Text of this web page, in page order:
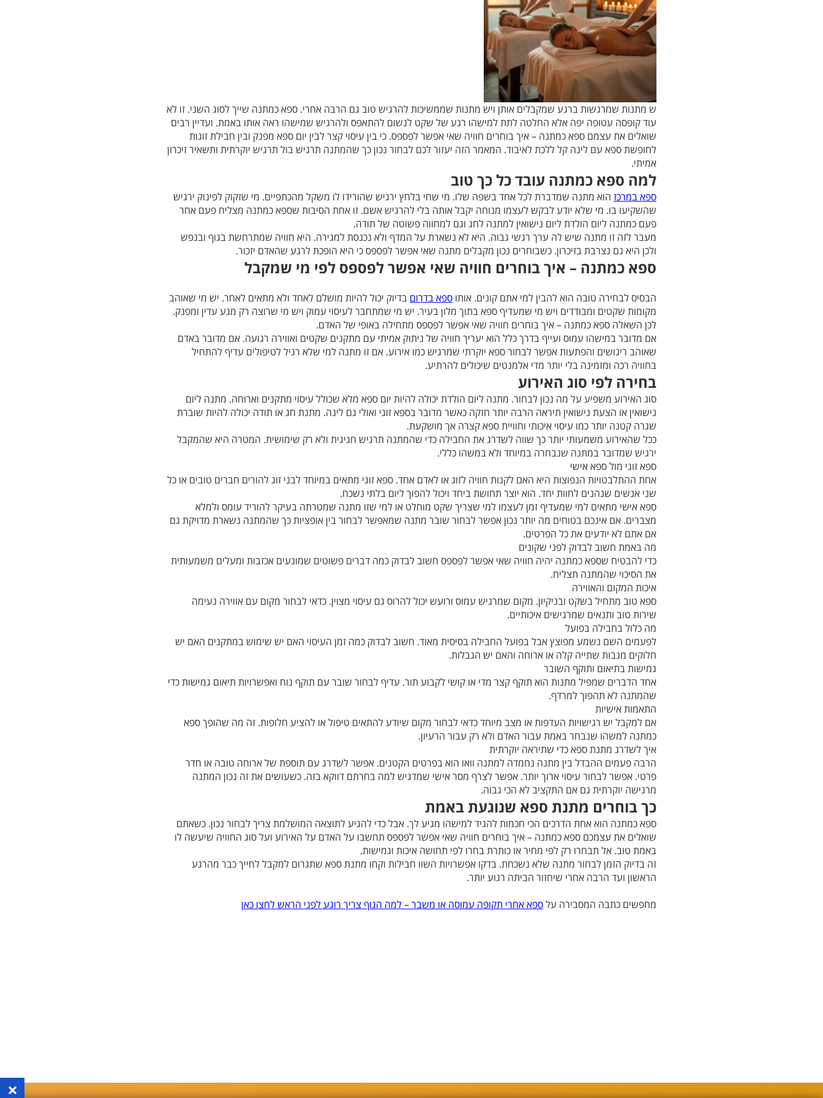
ש מתנות שמרגשות ברגע שמקבלים אותן ויש מתנות שממשיכות להרגיש טוב גם הרבה אחרי. ספא כמתנה שייך לסוג השני. זו לא
עוד קופסה עטופה יפה אלא החלטה לתת למישהו רגע של שקט לנשום להתאפס ולהרגיש שמישהו ראה אותו באמת. ועדיין רבים
שואלים את עצמם ספא כמתנה – איך בוחרים חוויה שאי אפשר לפספס. כי בין עיסוי קצר לבין יום ספא מפנק ובין חבילת זוגות
לחופשת ספא עם לינה קל ללכת לאיבוד. המאמר הזה יעזור לכם לבחור נכון כך שהמתנה תרגיש בול תרגיש יוקרתית ותשאיר זיכרון
אמיתי.
למה ספא כמתנה עובד כל כך טוב
ספא במרכז הוא מתנה שמדברת לכל אחד בשפה שלו. מי שחי בלחץ ירגיש שהורידו לו משקל מהכתפיים. מי שזקוק לפינוק ירגיש
שהשקיעו בו. מי שלא יודע לבקש לעצמו מנוחה יקבל אותה בלי להרגיש אשם. זו אחת הסיבות שספא כמתנה מצליח פעם אחר
פעם כמתנה ליום הולדת ליום נישואין למתנה לחג וגם למחווה פשוטה של תודה.
מעבר לזה זו מתנה שיש לה ערך רגשי גבוה. היא לא נשארת על המדף ולא נכנסת למגירה. היא חוויה שמתרחשת בגוף ובנפש
ולכן היא גם נצרבת בזיכרון. כשבוחרים נכון מקבלים מתנה שאי אפשר לפספס כי היא הופכת לרגע שהאדם יזכור.
ספא כמתנה – איך בוחרים חוויה שאי אפשר לפספס לפי מי שמקבל
הבסיס לבחירה טובה הוא להבין למי אתם קונים. אותו ספא בדרום בדיוק יכול להיות מושלם לאחד ולא מתאים לאחר. יש מי שאוהב
מקומות שקטים ומבודדים ויש מי שמעדיף ספא בתוך מלון בעיר. יש מי שמתחבר לעיסוי עמוק ויש מי שרוצה רק מגע עדין ומפנק.
לכן השאלה ספא כמתנה – איך בוחרים חוויה שאי אפשר לפספס מתחילה באופי של האדם.
אם מדובר במישהו עמוס ועייף בדרך כלל הוא יעריך חוויה של ניתוק אמיתי עם מתקנים שקטים ואווירה רגועה. אם מדובר באדם
שאוהב ריגושים והפתעות אפשר לבחור ספא יוקרתי שמרגיש כמו אירוע. אם זו מתנה למי שלא רגיל לטיפולים עדיף להתחיל
בחוויה רכה ומזמינה בלי יותר מדי אלמנטים שיכולים להרתיע.
בחירה לפי סוג האירוע
סוג האירוע משפיע על מה נכון לבחור. מתנה ליום הולדת יכולה להיות יום ספא מלא שכולל עיסוי מתקנים וארוחה. מתנה ליום
נישואין או הצעת נישואין תיראה הרבה יותר חזקה כאשר מדובר בספא זוגי ואולי גם לינה. מתנת חג או תודה יכולה להיות שוברת
שגרה קטנה יותר כמו עיסוי איכותי וחוויית ספא קצרה אך מושקעת.
ככל שהאירוע משמעותי יותר כך שווה לשדרג את החבילה כדי שהמתנה תרגיש חגיגית ולא רק שימושית. המטרה היא שהמקבל
ירגיש שמדובר במתנה שנבחרה במיוחד ולא במשהו כללי.
ספא זוגי מול ספא אישי
אחת ההתלבטויות הנפוצות היא האם לקנות חוויה לזוג או לאדם אחד. ספא זוגי מתאים במיוחד לבני זוג להורים חברים טובים או כל
שני אנשים שנהנים לחוות יחד. הוא יוצר תחושת ביחד ויכול להפוך ליום בלתי נשכח.
ספא אישי מתאים למי שמעדיף זמן לעצמו למי שצריך שקט מוחלט או למי שזו מתנה שמטרתה בעיקר להוריד עומס ולמלא
מצברים. אם אינכם בטוחים מה יותר נכון אפשר לבחור שובר מתנה שמאפשר לבחור בין אופציות כך שהמתנה נשארת מדויקת גם
אם אתם לא יודעים את כל הפרטים.
מה באמת חשוב לבדוק לפני שקונים
כדי להבטיח שספא כמתנה יהיה חוויה שאי אפשר לפספס חשוב לבדוק כמה דברים פשוטים שמונעים אכזבות ומעלים משמעותית
את הסיכוי שהמתנה תצליח.
איכות המקום והאווירה
ספא טוב מתחיל בשקט ובניקיון. מקום שמרגיש עמוס ורועש יכול להרוס גם עיסוי מצוין. כדאי לבחור מקום עם אווירה נעימה
שירות טוב ותנאים שמרגישים איכותיים.
מה כלול בחבילה בפועל
לפעמים השם נשמע מפוצץ אבל בפועל החבילה בסיסית מאוד. חשוב לבדוק כמה זמן העיסוי האם יש שימוש במתקנים האם יש
חלוקים מגבות שתייה קלה או ארוחה והאם יש הגבלות.
גמישות בתיאום ותוקף השובר
אחד הדברים שמפיל מתנות הוא תוקף קצר מדי או קושי לקבוע תור. עדיף לבחור שובר עם תוקף נוח ואפשרויות תיאום גמישות כדי
שהמתנה לא תהפוך למרדף.
התאמות אישיות
אם למקבל יש רגישויות העדפות או מצב מיוחד כדאי לבחור מקום שיודע להתאים טיפול או להציע חלופות. זה מה שהופך ספא
כמתנה למשהו שנבחר באמת עבור האדם ולא רק עבור הרעיון.
איך לשדרג מתנת ספא כדי שתיראה יוקרתית
הרבה פעמים ההבדל בין מתנה נחמדה למתנה וואו הוא בפרטים הקטנים. אפשר לשדרג עם תוספת של ארוחה טובה או חדר
פרטי. אפשר לבחור עיסוי ארוך יותר. אפשר לצרף מסר אישי שמדגיש למה בחרתם דווקא בזה. כשעושים את זה נכון המתנה
מרגישה יוקרתית גם אם התקציב לא הכי גבוה.
כך בוחרים מתנת ספא שנוגעת באמת
ספא כמתנה הוא אחת הדרכים הכי חכמות להגיד למישהו מגיע לך. אבל כדי להגיע לתוצאה המושלמת צריך לבחור נכון. כשאתם
שואלים את עצמכם ספא כמתנה – איך בוחרים חוויה שאי אפשר לפספס תחשבו על האדם על האירוע ועל סוג החוויה שיעשה לו
באמת טוב. אל תבחרו רק לפי מחיר או כותרת בחרו לפי תחושה איכות וגמישות.
זה בדיוק הזמן לבחור מתנה שלא נשכחת. בדקו אפשרויות השוו חבילות וקחו מתנת ספא שתגרום למקבל לחייך כבר מהרגע
הראשון ועד הרבה אחרי שיחזור הביתה רגוע יותר.
מחפשים כתבה המסבירה עלספא אחרי תקופה עמוסה או משבר – למה הגוף צריך רוגע לפני הראש לחצו כאן
×